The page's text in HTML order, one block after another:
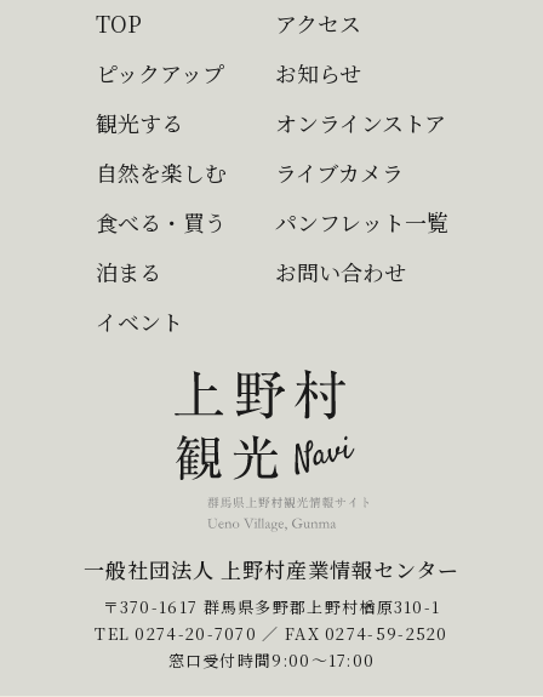
TOP
ピックアップ
観光する
自然を楽しむ
食べる・買う
泊まる
イベント
アクセス
お知らせ
オンラインストア
ライブカメラ
パンフレット一覧
お問い合わせ
一般社団法人 上野村産業情報センター
〒370-1617 群馬県多野郡上野村楢原310-1
TEL0274-20-7070 ／ FAX 0274-59-2520
窓口受付時間9:00〜17:00